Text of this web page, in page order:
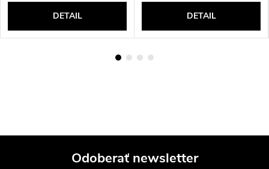
DETAIL DETAIL
Odoberať newsletter